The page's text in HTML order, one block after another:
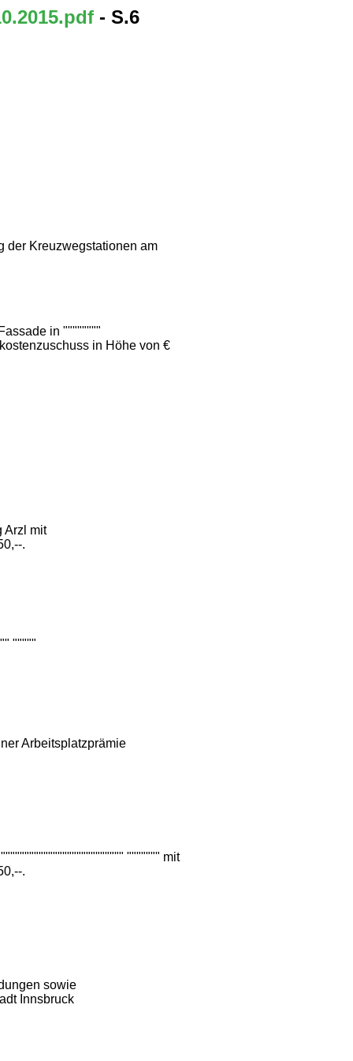
- S.6
der Kreuzwegstationen am
in """"""""
in Höhe von €
Arzl mit
.
"""""
Arbeitsplatzprämie
""""""" mit
.
sowie
Innsbruck